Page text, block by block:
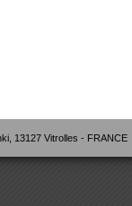
13127 Vitrolles - FRANCE